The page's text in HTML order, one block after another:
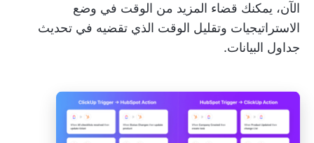
الآن، يمكنك قضاء المزيد من الوقت في وضع
الاستراتيجيات وتقليل الوقت الذي تقضيه في تحديث
جداول البيانات.